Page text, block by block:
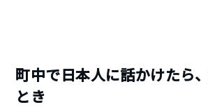
町中で日本人に話かけたら
とき